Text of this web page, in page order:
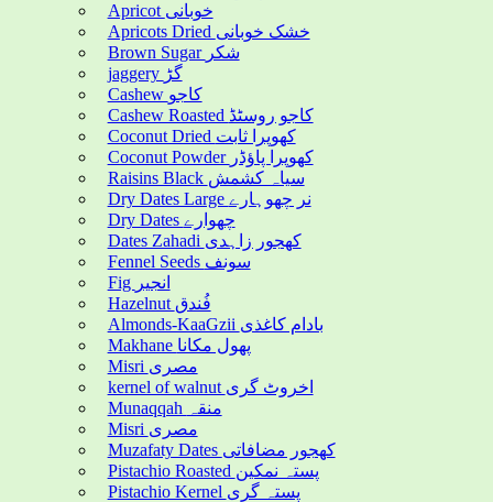
Apricot خوبانی
Apricots Dried خشک خوبانی
Brown Sugar شکر
jaggery گڑ
Cashew کاجو
Cashew Roasted کاجو روسٹڈ
Coconut Dried کھوپرا ثابت
Coconut Powder کھوپرا پاؤڈر
Raisins Black سیاہ کشمش
Dry Dates Large نر چھوہارے
Dry Dates چھوارے
Dates Zahadi کھجور زاہدی
Fennel Seeds سونف
Fig انجیر
Hazelnut فُندق
Almonds-KaaGzii بادام کاغذی
Makhane پھول مکانا
Misri مصری
kernel of walnut اخروٹ گری
Munaqqah منقہ
Misri مصری
Muzafaty Dates کھجور مضافاتی
Pistachio Roasted پستہ نمکین
Pistachio Kernel پستہ گری